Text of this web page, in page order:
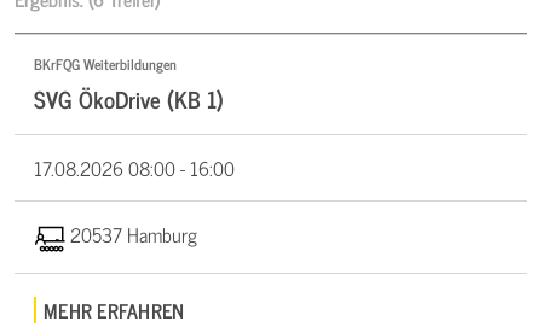
BKrFQG Weiterbildungen
SVG ÖkoDrive (KB 1)
17.08.202608:00 - 16:00
20537 Hamburg
MEHR ERFAHREN